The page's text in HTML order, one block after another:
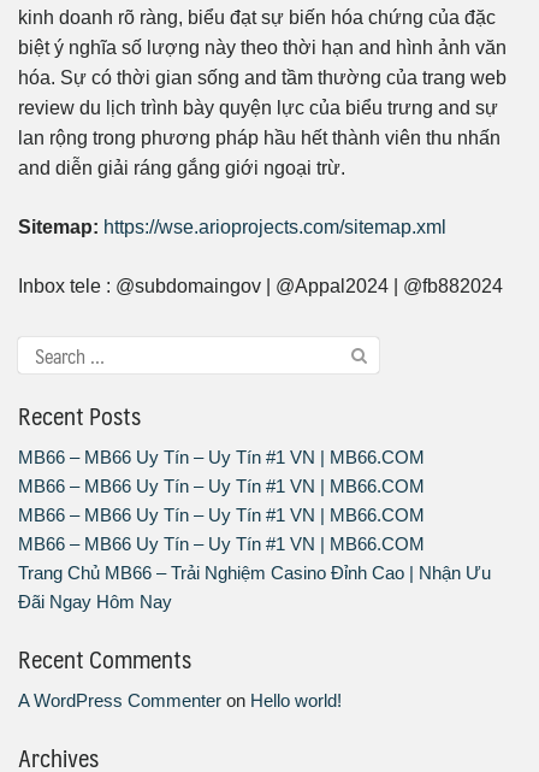
kinh doanh rõ ràng, biểu đạt sự biến hóa chứng của đặc
biệt ý nghĩa số lượng này theo thời hạn and hình ảnh văn
hóa. Sự có thời gian sống and tầm thường của trang web
review du lịch trình bày quyện lực của biểu trưng and sự
lan rộng trong phương pháp hầu hết thành viên thu nhấn
and diễn giải ráng gắng giới ngoại trừ.
Sitemap: https://wse.arioprojects.com/sitemap.xml
Inbox tele : @subdomaingov | @Appal2024 | @fb882024
Recent Posts
MB66 – MB66 Uy Tín – Uy Tín #1 VN | MB66.COM
MB66 – MB66 Uy Tín – Uy Tín #1 VN | MB66.COM
MB66 – MB66 Uy Tín – Uy Tín #1 VN | MB66.COM
MB66 – MB66 Uy Tín – Uy Tín #1 VN | MB66.COM
Trang Chủ MB66 – Trải Nghiệm Casino Đỉnh Cao | Nhận Ưu
Đãi Ngay Hôm Nay
Recent Comments
A WordPress Commenter on Hello world!
Archives